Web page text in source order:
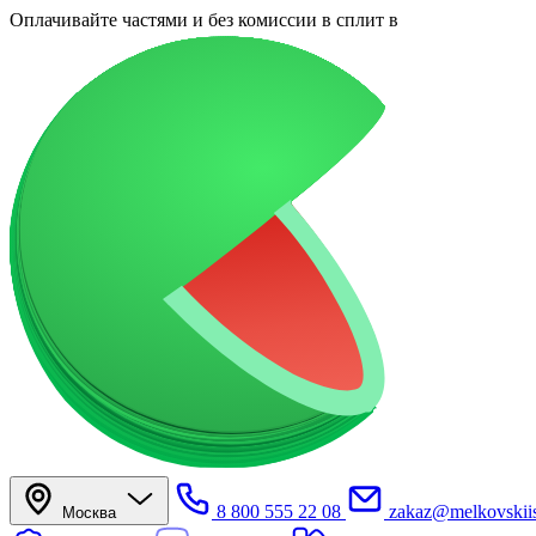
Оплачивайте частями и без комиссии в сплит в
Москва 8 800 555 22 08